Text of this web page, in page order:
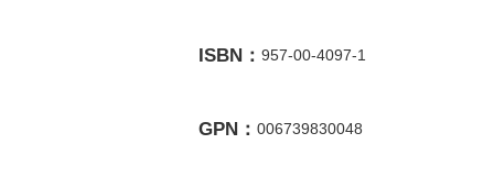
ISBN： 957-00-4097-1
GPN： 006739830048